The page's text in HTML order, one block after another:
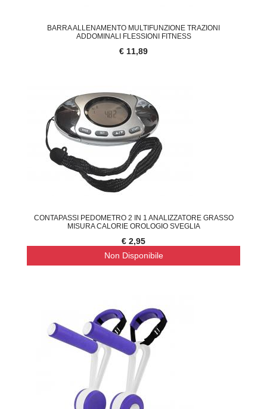
BARRA ALLENAMENTO MULTIFUNZIONE TRAZIONI
ADDOMINALI FLESSIONI FITNESS
€ 11,89
CONTAPASSI PEDOMETRO 2 IN 1 ANALIZZATORE GRASSO
MISURA CALORIE OROLOGIO SVEGLIA
€ 2,95
Non Disponibile